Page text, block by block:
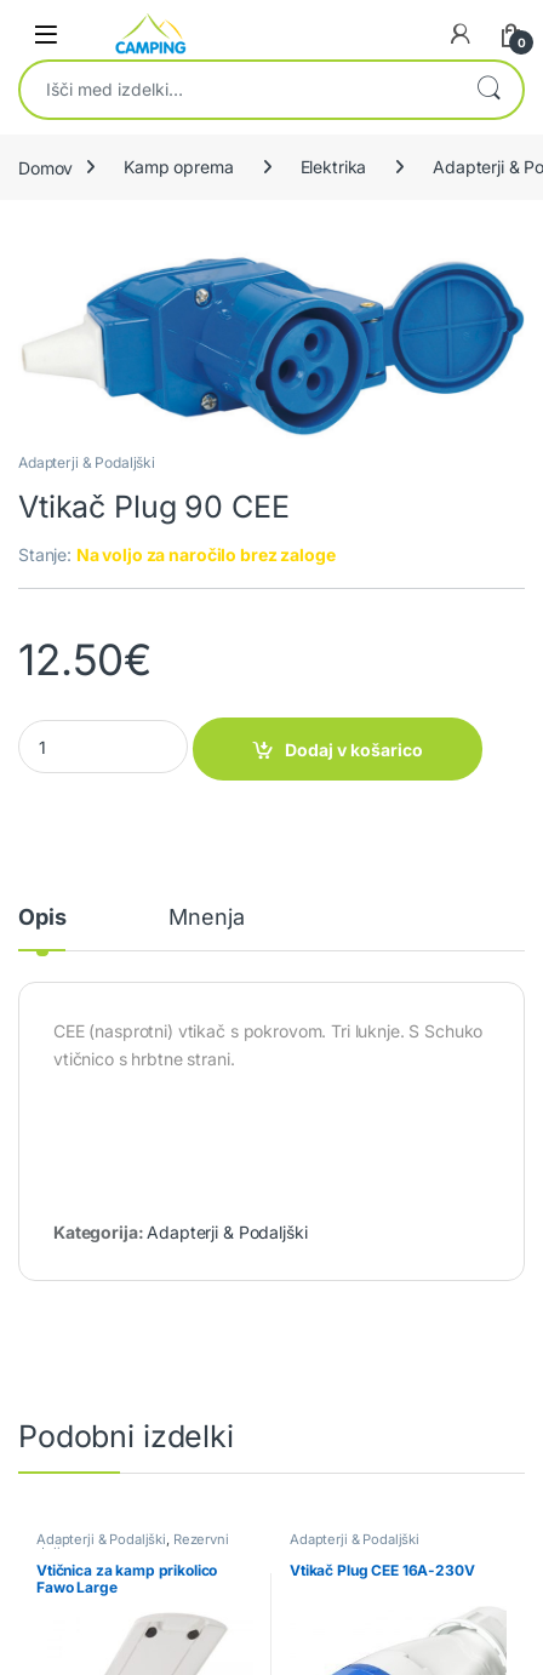
0
Išči:
Domov Kamp oprema Elektrika Adapterji &
Adapterji & Podaljški
Vtikač Plug 90 CEE
Stanje: Na voljo za naročilo brez zaloge
12.50€
Vtikač Plug 90 CEE quantity
Dodaj v košarico
Opis Mnenja
CEE (nasprotni) vtikač s pokrovom. Tri luknje. S Schuko
vtičnico s hrbtne strani.
Kategorija:Adapterji & Podaljški
Podobni izdelki
Adapterji & Podaljški, Rezervni
deli
Vtičnica za kamp prikolico
Fawo Large
Adapterji & Podaljški
Vtikač Plug CEE 16A-230V